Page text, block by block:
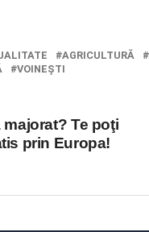
AGRICULTURĂ
VOINEŞTI
majorat? Te poţi
prin Europa!